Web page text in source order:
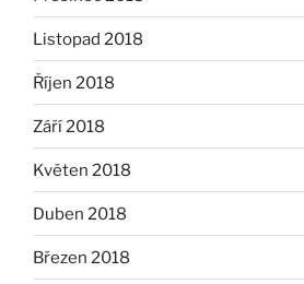
Listopad 2018
Říjen 2018
Září 2018
Květen 2018
Duben 2018
Březen 2018